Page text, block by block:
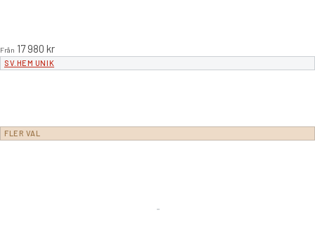
Från 17 980 kr
SV.HEM UNIK
FLER VAL